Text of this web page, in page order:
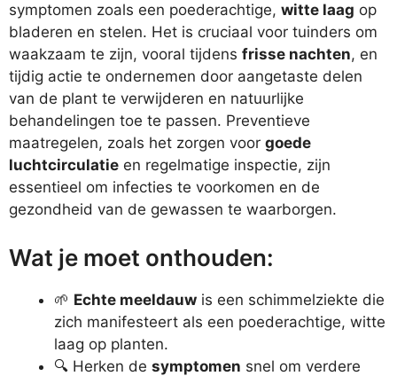
symptomen zoals een poederachtige, witte laag op
bladeren en stelen. Het is cruciaal voor tuinders om
waakzaam te zijn, vooral tijdens frisse nachten, en
tijdig actie te ondernemen door aangetaste delen
van de plant te verwijderen en natuurlijke
behandelingen toe te passen. Preventieve
maatregelen, zoals het zorgen voor goede
luchtcirculatie en regelmatige inspectie, zijn
essentieel om infecties te voorkomen en de
gezondheid van de gewassen te waarborgen.
Wat je moet onthouden:
🌱 Echte meeldauw is een schimmelziekte die
zich manifesteert als een poederachtige, witte
laag op planten.
🔍 Herken de symptomen snel om verdere